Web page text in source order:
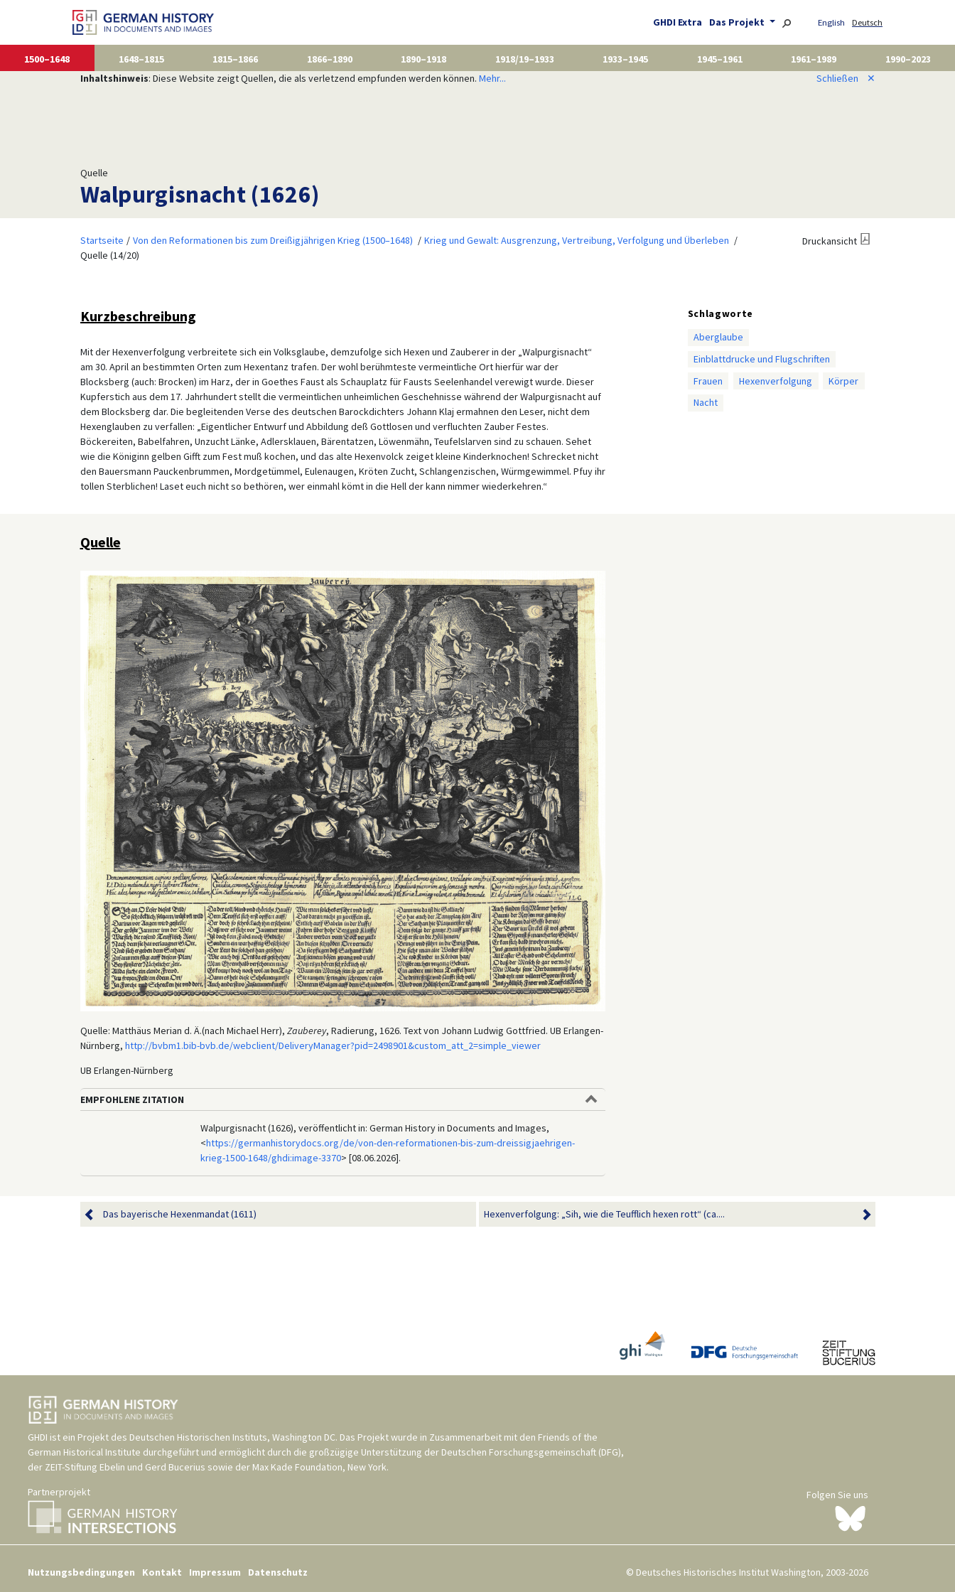
GHDI Extra Das Projekt English Deutsch
1500–1648 1648–1815 1815–1866 1866–1890 1890–1918 1918/19–1933 1933–1945 1945–1961 1961–1989
1990–2023
Inhaltshinweis: Diese Website zeigt Quellen, die als verletzend empfunden werden können. Mehr... Schließen ✕
Quelle
Walpurgisnacht (1626)
Startseite Von den Reformationen bis zum Dreißigjährigen Krieg (1500–1648)
Krieg und Gewalt: Ausgrenzung, Vertreibung, Verfolgung und Überleben
Quelle (14/20)
Druckansicht
Kurzbeschreibung
Mit der Hexenverfolgung verbreitete sich ein Volksglaube, demzufolge sich Hexen und Zauberer in der „Walpurgisnacht“
am 30. April an bestimmten Orten zum Hexentanz trafen. Der wohl berühmteste vermeintliche Ort hierfür war der
Blocksberg (auch: Brocken) im Harz, der in Goethes Faust als Schauplatz für Fausts Seelenhandel verewigt wurde. Dieser
Kupferstich aus dem 17. Jahrhundert stellt die vermeintlichen unheimlichen Geschehnisse während der Walpurgisnacht auf
dem Blocksberg dar. Die begleitenden Verse des deutschen Barockdichters Johann Klaj ermahnen den Leser, nicht dem
Hexenglauben zu verfallen: „Eigentlicher Entwurf und Abbildung deß Gottlosen und verfluchten Zauber Festes.
Böckereiten, Babelfahren, Unzucht Länke, Adlersklauen, Bärentatzen, Löwenmähn, Teufelslarven sind zu schauen. Sehet
wie die Königinn gelben Gifft zum Fest muß kochen, und das alte Hexenvolck zeiget kleine Kinderknochen! Schrecket nicht
den Bauersmann Pauckenbrummen, Mordgetümmel, Eulenaugen, Kröten Zucht, Schlangenzischen, Würmgewimmel. Pfuy ihr
tollen Sterblichen! Laset euch nicht so bethören, wer einmahl kömt in die Hell der kann nimmer wiederkehren.“
Schlagworte
Aberglaube
Einblattdrucke und Flugschriften
Frauen
Hexenverfolgung
Körper
Nacht
Quelle
Quelle: Matthäus Merian d. Ä.(nach Michael Herr), Zauberey, Radierung, 1626. Text von Johann Ludwig Gottfried. UB Erlangen-
Nürnberg, http://bvbm1.bib-bvb.de/webclient/DeliveryManager?pid=2498901&custom_att_2=simple_viewer
UB Erlangen-Nürnberg
EMPFOHLENE ZITATION
Walpurgisnacht (1626), veröffentlicht in: German History in Documents and Images,
<https://germanhistorydocs.org/de/von-den-reformationen-bis-zum-dreissigjaehrigen-
krieg-1500-1648/ghdi:image-3370> [08.06.2026].
Das bayerische Hexenmandat (1611) Hexenverfolgung: „Sih, wie die Teufflich hexen rott“ (ca....
GHDI ist ein Projekt des Deutschen Historischen Instituts, Washington DC. Das Projekt wurde in Zusammenarbeit mit den Friends of the
German Historical Institute durchgeführt und ermöglicht durch die großzügige Unterstützung der Deutschen Forschungsgemeinschaft (DFG),
der ZEIT-Stiftung Ebelin und Gerd Bucerius sowie der Max Kade Foundation, New York.
Partnerprojekt
Folgen Sie uns
Nutzungsbedingungen Kontakt Impressum Datenschutz © Deutsches Historisches Institut Washington, 2003-2026